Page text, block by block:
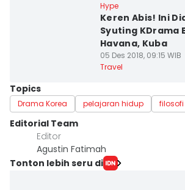
Hype
Keren Abis! Ini
Syuting KDrama
Havana, Kuba
05 Des 2018, 09:15 WIB
Travel
Topics
Drama Korea pelajaran hidup
Editorial Team
Editor
Agustin Fatimah
Tonton lebih seru di